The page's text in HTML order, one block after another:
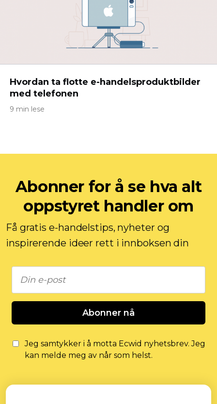
Hvordan ta flotte e-handelsproduktbilder
med telefonen
9 min lese
Abonner for å se hva alt
oppstyret handler om
Få gratis e-handelstips, nyheter og
inspirerende ideer rett i innboksen din
Abonner nå
Jeg samtykker i å motta Ecwid nyhetsbrev. Jeg
kan melde meg av når som helst.